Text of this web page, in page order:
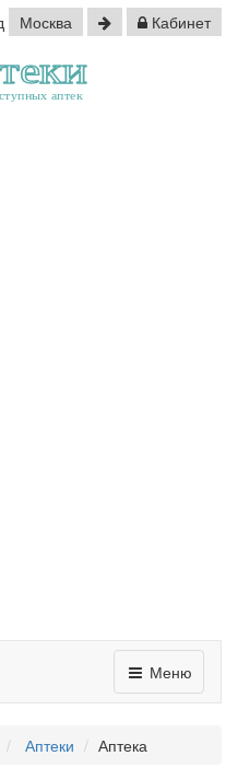
Москва Кабинет
Меню
Аптеки Аптека